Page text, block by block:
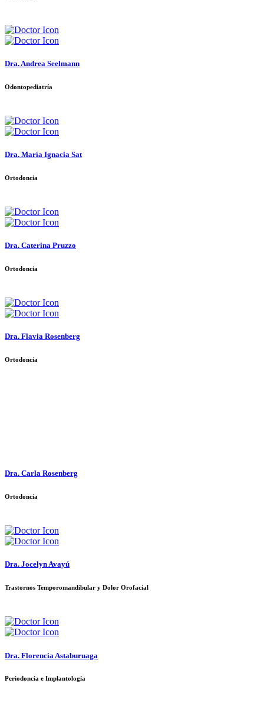
Dra. Andrea Seelmann
Odontopediatría
Dra. María Ignacia Sat
Ortodoncia
Dra. Caterina Pruzzo
Ortodoncia
Dra. Flavia Rosenberg
Ortodoncia
Dra. Carla Rosenberg
Ortodoncia
Dra. Jocelyn Avayú
Trastornos Temporomandibular y Dolor Orofacial
Dra. Florencia Astaburuaga
Periodoncia e Implantología